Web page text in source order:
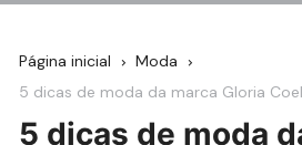
Página inicial
Moda
5 dicas de moda da marca Gloria
5 dicas de moda